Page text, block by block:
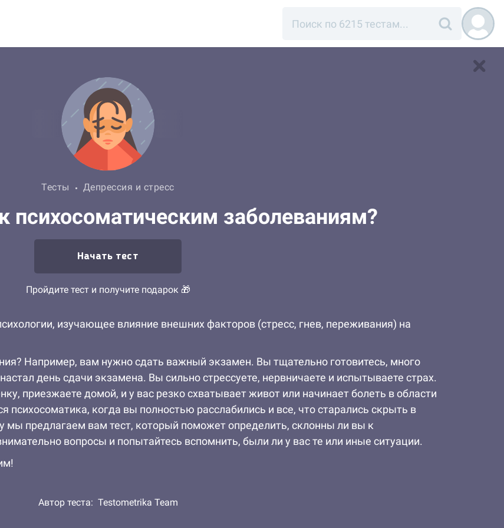
Тесты Депрессия и стресс
заболеваниям?
Начать тест
Пройдите тест и получите подарок 🎁
изучающее влияние внешних факторов (стресс, гнев, переживания) на
Например, вам нужно сдать важный экзамен. Вы тщательно готовитесь, много
день сдачи экзамена. Вы сильно стрессуете, нервничаете и испытываете страх.
приезжаете домой, и у вас резко схватывает живот или начинает болеть в области
психосоматика, когда вы полностью расслабились и все, что старались скрыть в
мы предлагаем вам тест, который поможет определить, склонны ли вы к
вопросы и попытайтесь вспомнить, были ли у вас те или иные ситуации.
Автор теста: Testometrika Team